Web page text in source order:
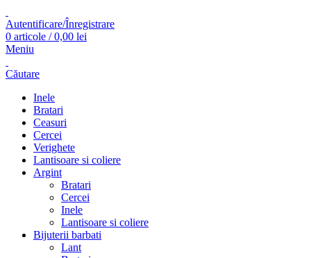
Autentificare/Înregistrare
0 articole / 0,00 lei
Meniu
Căutare
Inele
Bratari
Ceasuri
Cercei
Verighete
Lantisoare si coliere
Argint
Bratari
Cercei
Inele
Lantisoare si coliere
Bijuterii barbati
Lant